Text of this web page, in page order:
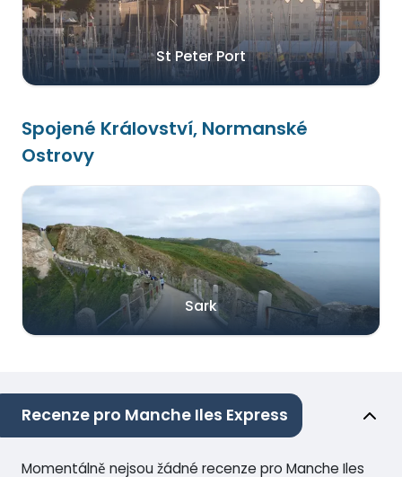
St Peter Port
Spojené Království, Normanské
Ostrovy
Sark
Recenze pro Manche Iles Express
Momentálně nejsou žádné recenze pro Manche Iles